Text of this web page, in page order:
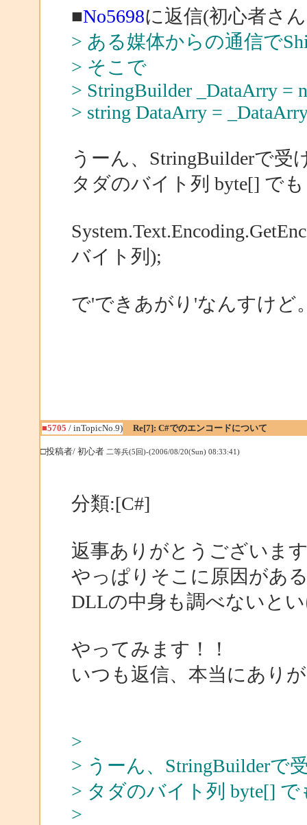
■No5698に返信(初心者さ
> ある媒体からの通信で
> そこで
> StringBuilder _DataArry =
> string DataArry =
うーん、StringBuilderで
タダのバイト列 byte[] で
バイト列);
で'できあがり'なんすけど
■5705 / inTopicNo.9) Re[7]: C#でのエンコードについて
□投稿者/ 初心者 二等兵(5回)-(2006/08/20(Sun) 08:33:41)
分類:[C#]
返事ありがとうございま
やっぱりそこに原因があ
DLLの中身も調べないと
やってみます！！
いつも返信、本当にあり
>
> うーん、StringBuilder
> タダのバイト列 byte[]
>